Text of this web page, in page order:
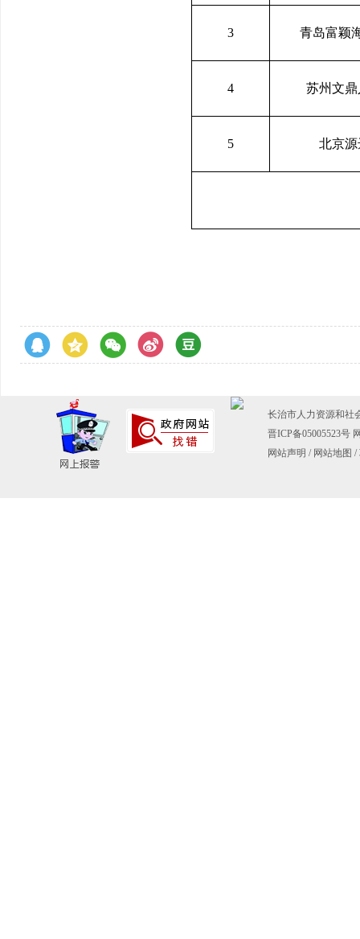
3 青岛富颖
4 苏州文
5 北京
长治市人力资源和社
晋ICP备05005523号
网站声明 / 网站地图 /